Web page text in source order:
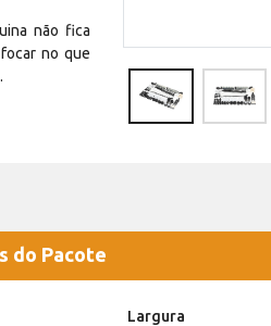
não fica
no que
do Pacote
Largura